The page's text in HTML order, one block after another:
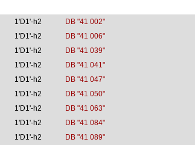
1'D1'-h2
DB "41 002"
1'D1'-h2
DB "41 006"
1'D1'-h2
DB "41 039"
1'D1'-h2
DB "41 041"
1'D1'-h2
DB "41 047"
1'D1'-h2
DB "41 050"
1'D1'-h2
DB "41 063"
1'D1'-h2
DB "41 084"
1'D1'-h2
DB "41 089"